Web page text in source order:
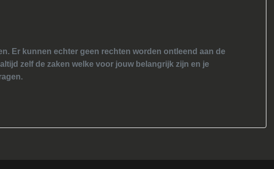
Er kunnen echter geen rechten worden ontleend aan de
zelf de zaken welke voor jouw belangrijk zijn en je